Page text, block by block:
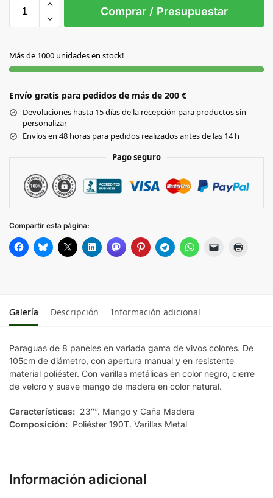
AZUL ROYAL
BLANCO
BURDEOS
NARANJA
VERDE
Comprar / Presupuestar
Más de 1000 unidades en stock!
Envío gratis para pedidos de más de 200 €
Devoluciones hasta 15 días de la recepción para productos sin
personalizar
Envíos en 48 horas para pedidos realizados antes de las 14 h
Pago seguro
Compartir esta página:
Galería Descripción Información adicional
Paraguas de 8 paneles en variada gama de vivos colores. De
105cm de diámetro, con apertura manual y en resistente
material poliéster. Con varillas metálicas en color negro, cierre
de velcro y suave mango de madera en color natural.
Características: 23″”. Mango y Caña Madera
Composición: Poliéster 190T. Varillas Metal
Información adicional